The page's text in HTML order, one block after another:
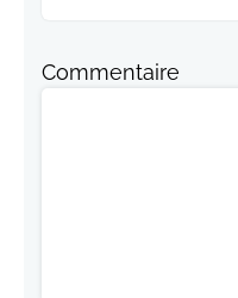
Commentaire